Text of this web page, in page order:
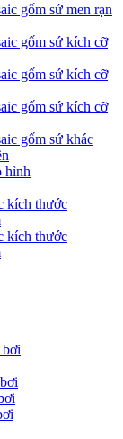
gốm sứ men rạn
gốm sứ kích cỡ
gốm sứ kích cỡ
gốm sứ kích cỡ
gốm sứ khác
hình
kích thước
kích thước